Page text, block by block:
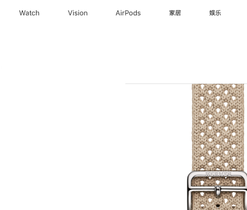
Watch Vision AirPods 家居 娱乐